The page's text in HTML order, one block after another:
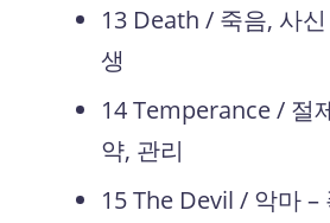
13 Death / 죽음, 사
생
14 Temperance / 절
약, 관리
15 The Devil / 악마 –